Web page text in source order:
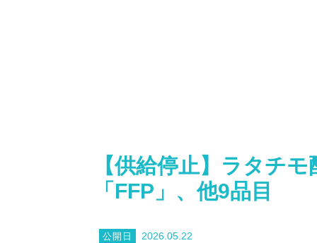
【供給停止】ラタチ
「FFP」、他9品目
2026.05.22